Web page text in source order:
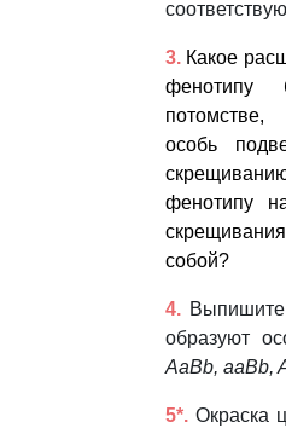
3. Какое
фенотипу
потомстве,
особь
фенотипу
собой?
4.
образуют
AaBb, aaBb,
5*. Окраска